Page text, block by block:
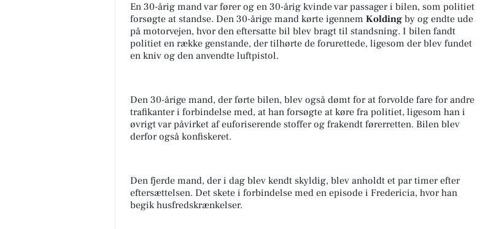
En 30-årig mand var fører og en 30-årig kvinde var passager i bilen, som politiet
forsøgte at standse. Den 30-årige mand kørte igennem Kolding by og endte ude
på motorvejen, hvor den eftersatte bil blev bragt til standsning. I bilen fandt
politiet en række genstande, der tilhørte de forurettede, ligesom der blev fundet
en kniv og den anvendte luftpistol.
Den 30-årige mand, der førte bilen, blev også dømt for at forvolde fare for andre
trafikanter i forbindelse med, at han forsøgte at køre fra politiet, ligesom han i
øvrigt var påvirket af euforiserende stoffer og frakendt førerretten. Bilen blev
derfor også konfiskeret.
Den fjerde mand, der i dag blev kendt skyldig, blev anholdt et par timer efter
eftersættelsen. Det skete i forbindelse med en episode i Fredericia, hvor han
begik husfredskrænkelser.